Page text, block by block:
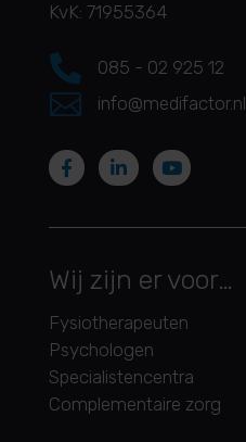
KvK: 71955364
 085 - 02 925 12
 info@medifactor.nl
Wij zijn er voor…
Fysiotherapeuten
Psychologen
Specialistencentra
Complementaire zorg